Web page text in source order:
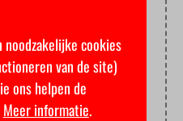
noodzakelijke cookies
van de site)
ons helpen de
Meer informatie.